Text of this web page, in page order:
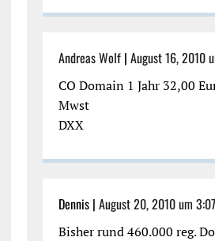
Andreas Wolf| August 16, 2010
CO Domain 1 Jahr 32,00
Mwst
DXX
Dennis | August 20, 2010 um 3:07
Bisher rund 460.000 reg.